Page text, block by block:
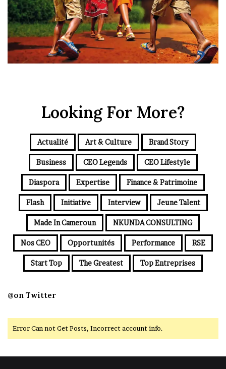
Looking For More?
Actualité Art & Culture Brand Story
Business CEO Legends CEO Lifestyle
Diaspora Expertise Finance & Patrimoine
Flash Initiative Interview Jeune Talent
Made In Cameroun NKUNDA CONSULTING
Nos CEO Opportunités Performance RSE
Start Top The Greatest Top Entreprises
@on Twitter
Error Can not Get Posts, Incorrect account info.